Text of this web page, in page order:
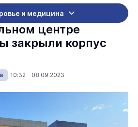
и медицина
центре
закрыли корпус
10:32 08.09.2023